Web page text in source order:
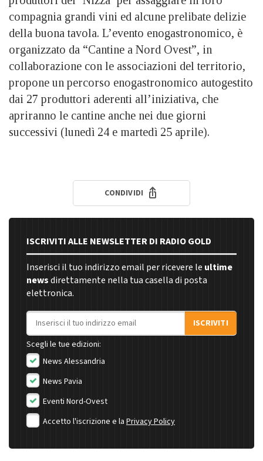
compagnia grandi vini ed alcune prelibate delizie
della buona tavola. L’evento enogastronomico, è
organizzato da “Cantine a Nord Ovest”, in
collaborazione con le associazioni del territorio,
propone un percorso enogastronomico autogestito
dai 27 produttori aderenti all’iniziativa, che
apriranno le cantine anche nei due giorni
successivi (lunedì 24 e martedì 25 aprile).
CONDIVIDI
ISCRIVITI ALLE NEWSLETTER DI RADIO GOLD
Inserisci il tuo indirizzo email per ricevere le ultime
newsdirettamente nella tua casella di posta
elettronica.
Indirizzo email
ISCRIVITI
Scegli le tue edizioni:
News Alessandria
News Pavia
Eventi Nord-Ovest
Accetto l'iscrizione e la Privacy Policy